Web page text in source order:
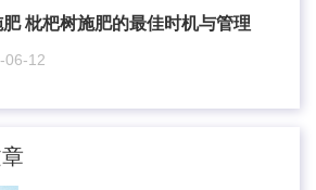
枇杷树施肥的最佳时机与管理
06-12